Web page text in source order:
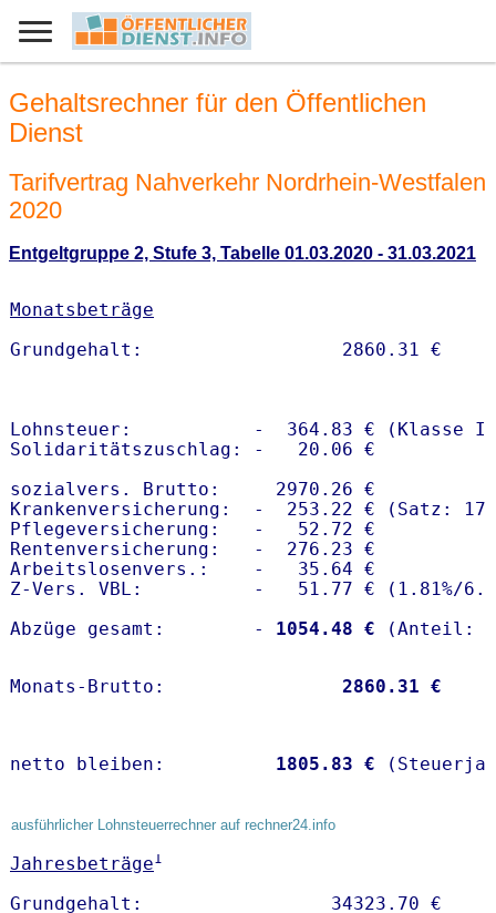
Gehaltsrechner für den Öffentlichen
Dienst
Tarifvertrag Nahverkehr Nordrhein-Westfalen
2020
Entgeltgruppe 2, Stufe 3, Tabelle 01.03.2020 - 31.03.2021
Monatsbeträge
Lohnsteuer:           -  364.83 € (Klasse I)
Solidaritätszuschlag: -   20.06 €
sozialvers. Brutto:     2970.26 €
Krankenversicherung:  -  253.22 € (Satz:
Pflegeversicherung:   -   52.72 €
Rentenversicherung:   -  276.23 €
Arbeitslosenvers.:    -   35.64 €
Z-Vers. VBL:          -   51.77 € ( 1.81%/
Abzüge gesamt:        -
1054.48 €
Monats-Brutto: 2860.31 €
netto bleiben: 1805.83 €
ausführlicher Lohnsteuerrechner auf rechner24.info
Jahresbeträge1
Grundgehalt:                 34323.70 €